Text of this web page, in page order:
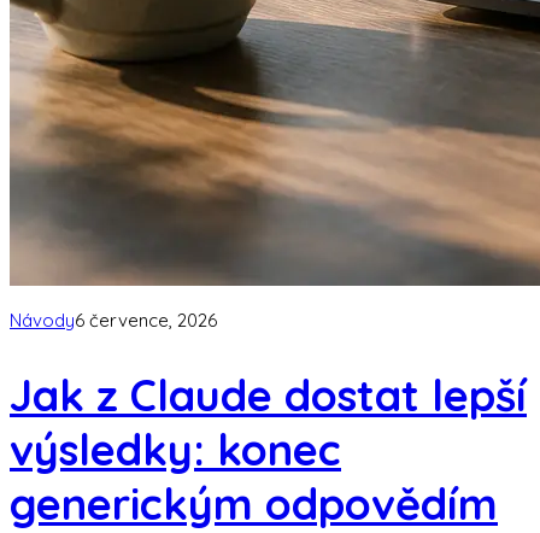
Návody6 července, 2026
Jak z Claude dostat lepší
výsledky: konec
generickým odpovědím